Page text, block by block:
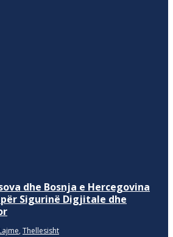
dhe Bosnja e Hercegovina
Sigurinë Digjitale dhe
, Thellesisht